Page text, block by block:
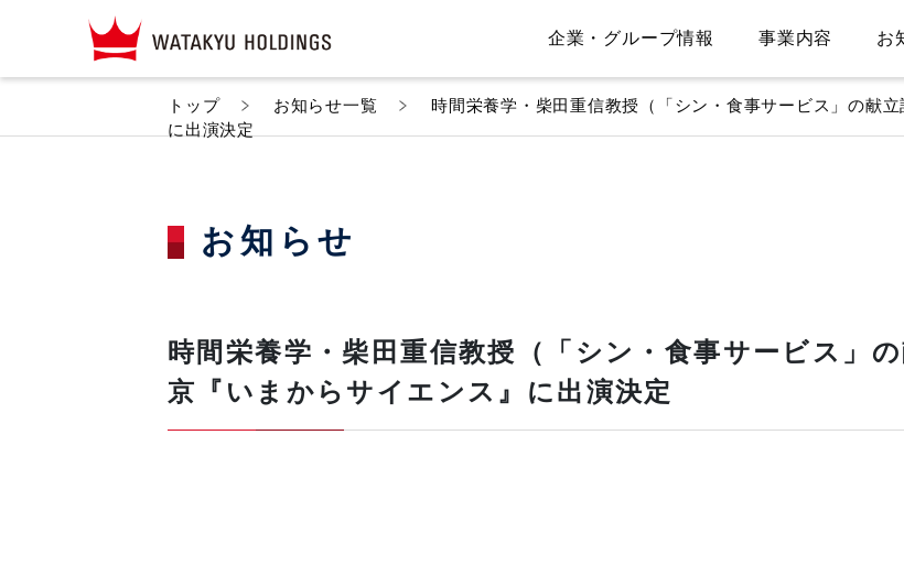
企業・グループ情報 事業内容 お
トップ お知らせ一覧
時間栄養学・柴田重信教授（「シン・食事サービス」の献
に出演決定
お知らせ
時間栄養学・柴田重信教授（「シン・食事サービス」
京『いまからサイエンス』に出演決定